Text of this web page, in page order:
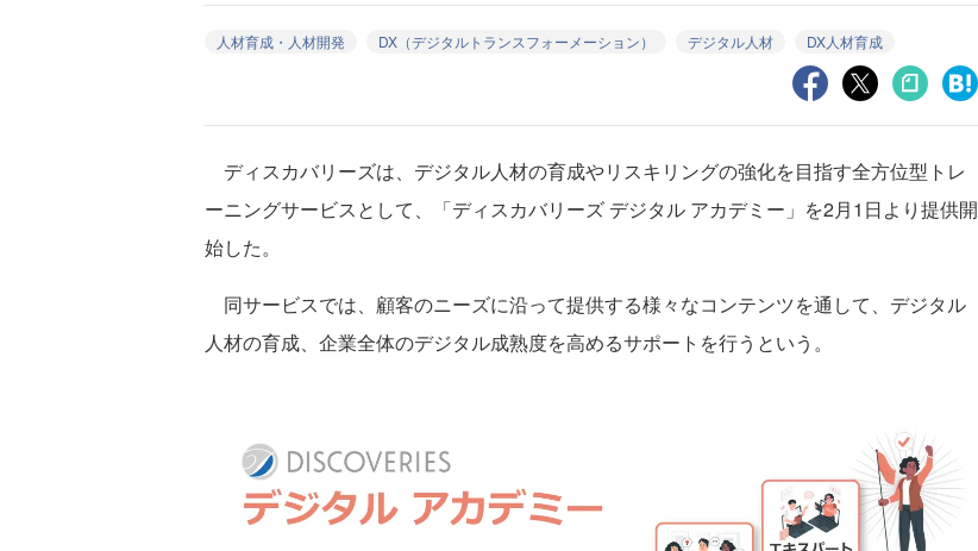
人材育成・人材開発 DX（デジタルトランスフォーメーション） デジタル人材 DX人材育成
ディスカバリーズは、デジタル人材の育成やリスキリングの強化を目指す全方位型トレ
ーニングサービスとして、「ディスカバリーズ デジタル アカデミー」を2月1日より提供開
始した。
同サービスでは、顧客のニーズに沿って提供する様々なコンテンツを通して、デジタル
人材の育成、企業全体のデジタル成熟度を高めるサポートを行うという。